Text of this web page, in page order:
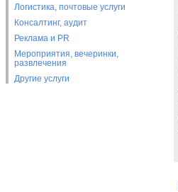
Логистика, почтовые услуги
Консалтинг, аудит
Реклама и PR
Мероприятия, вечеринки,
развлечения
Другие услуги